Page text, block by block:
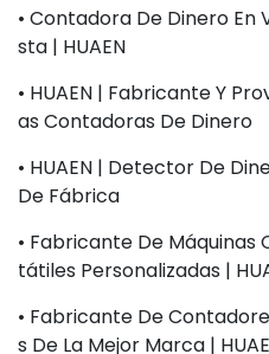
• Contadora De Dinero En
Sta | HUAEN
• HUAEN | Fabricante Y
As Contadoras De Dinero
• HUAEN | Detector De
De Fábrica
• Fabricante De Máquinas
Tátiles Personalizadas |
• Fabricante De
S De La Mejor Marca |